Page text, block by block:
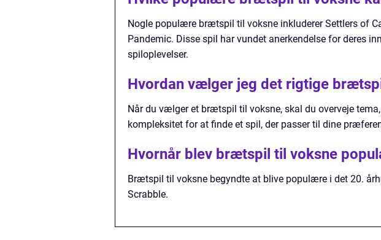
Nogle populære brætspil til voksne inkluderer Settlers of
Pandemic. Disse spil har vundet anerkendelse for deres
spiloplevelser.
Hvordan vælger jeg det rigtige
Når du vælger et brætspil til voksne, skal du overveje
kompleksitet for at finde et spil, der passer til dine
Hvornår blev brætspil til voksne
Brætspil til voksne begyndte at blive populære i det 20.
Scrabble.